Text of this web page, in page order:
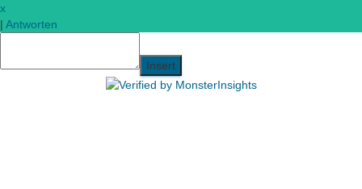
x
| Antworten
Insert